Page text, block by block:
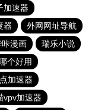
加速器
器
外网网址导航
咔漫画
瑞乐小说
个好用
加速器
vpv加速器